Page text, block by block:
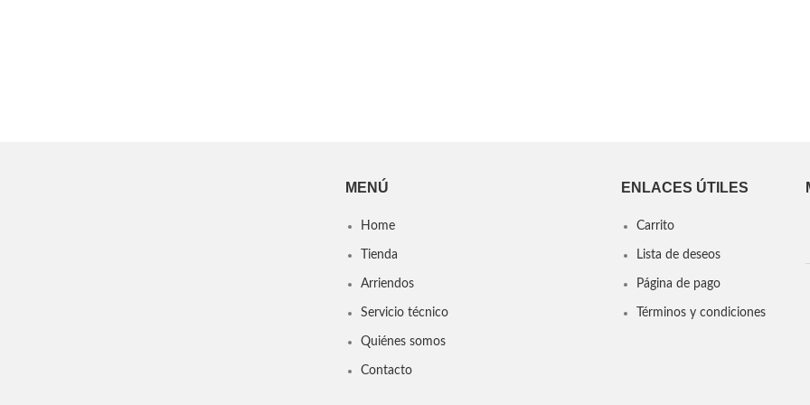
MENÚ
Home
Tienda
Arriendos
Servicio técnico
Quiénes somos
Contacto
ENLACES ÚTILES
Carrito
Lista de deseos
Página de pago
Términos y condiciones